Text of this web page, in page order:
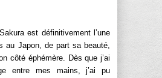
est définitivement l’une
au Japon, de part sa beauté,
côté éphémère. Dès que j’ai
entre mes mains, j’ai pu